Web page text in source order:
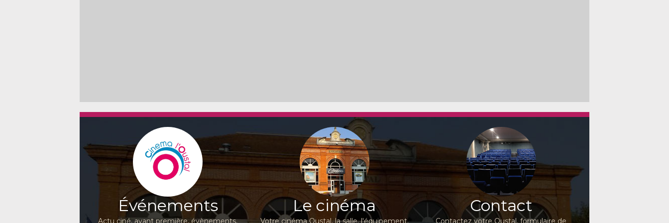
Événements
Actu ciné, avant première, évènements,
Le cinéma
Votre cinéma Oustal, la salle, l'équipement,
Contact
Contactez votre Oustal, formulaire de